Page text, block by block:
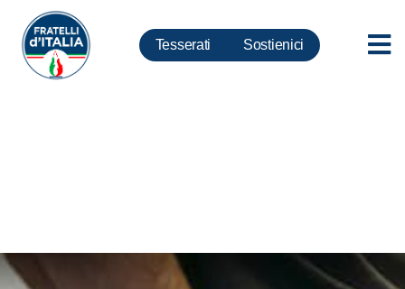
Tesserati Sostienici